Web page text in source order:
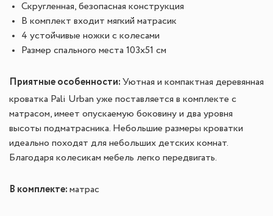
Скругленная, безопасная конструкция
В комплект входит мягкий матрасик
4 устойчивые ножки с колесами
Размер спального места 103x51 см
Приятные особенности: Уютная и компактная деревянная
кроватка Pali Urban уже поставляется в комплекте с
матрасом, имеет опускаемую боковину и два уровня
высоты подматрасника. Небольшие размеры кроватки
идеально походят для небольших детских комнат.
Благодаря колесикам мебель легко передвигать.
В комплекте: матрас